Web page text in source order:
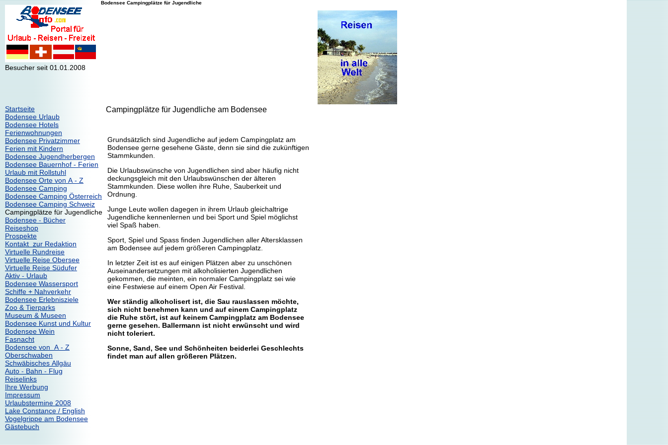
Bodensee Campingplätze für Jugendliche
Besucher seit 01.01.2008
Startseite
Bodensee Urlaub
Bodensee Hotels
Ferienwohnungen
Bodensee Privatzimmer
Ferien mit Kindern
Bodensee Jugendherbergen
Bodensee Bauernhof - Ferien
Urlaub mit Rollstuhl
Bodensee Orte von A - Z
Bodensee Camping
Bodensee Camping Österreich
Bodensee Camping Schweiz
Campingplätze für Jugendliche
Bodensee - Bücher
Reiseshop
Prospekte
Kontakt zur Redaktion
Virtuelle Rundreise
Virtuelle Reise Obersee
Virtuelle Reise Südufer
Aktiv - Urlaub
Bodensee Wassersport
Schiffe + Nahverkehr
Bodensee Erlebnisziele
Zoo & Tierparks
Museum & Museen
Bodensee Kunst und Kultur
Bodensee Wein
Fasnacht
Bodensee von A - Z
Oberschwaben
Schwäbisches Allgäu
Auto - Bahn - Flug
Reiselinks
Ihre Werbung
Impressum
Urlaubstermine 2008
Lake Constance / English
Vogelgrippe am Bodensee
Gästebuch
Campingplätze für Jugendliche am Bodensee
Grundsätzlich sind Jugendliche auf jedem Campingplatz am
Bodensee gerne gesehene Gäste, denn sie sind die zukünftigen
Stammkunden.
Die Urlaubswünsche von Jugendlichen sind aber häufig nicht
deckungsgleich mit den Urlaubswünschen der älteren
Stammkunden. Diese wollen ihre Ruhe, Sauberkeit und
Ordnung.
Junge Leute wollen dagegen in ihrem Urlaub gleichaltrige
Jugendliche kennenlernen und bei Sport und Spiel möglichst
viel Spaß haben.
Sport, Spiel und Spass finden Jugendlichen aller Altersklassen
am Bodensee auf jedem größeren Campingplatz.
In letzter Zeit ist es auf einigen Plätzen aber zu unschönen
Auseinandersetzungen mit alkoholisierten Jugendlichen
gekommen, die meinten, ein normaler Campingplatz sei wie
eine Festwiese auf einem Open Air Festival.
Wer ständig alkoholisert ist, die Sau rauslassen möchte,
sich nicht benehmen kann und auf einem Campingplatz
die Ruhe stört, ist auf keinem Campingplatz am Bodensee
gerne gesehen. Ballermann ist nicht erwünscht und wird
nicht toleriert.
Sonne, Sand, See und Schönheiten beiderlei Geschlechts
findet man auf allen größeren Plätzen.